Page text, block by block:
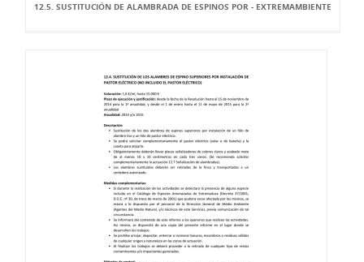
12.5. SUSTITUCIÓN DE ALAMBRADA DE ESPINOS POR - EXTREMAMBIENTE